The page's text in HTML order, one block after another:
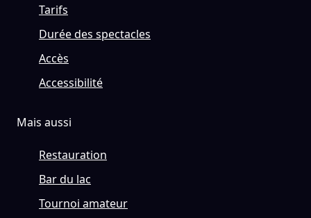
Tarifs
Durée des spectacles
Accès
Accessibilité
Mais aussi
Restauration
Bar du lac
Tournoi amateur